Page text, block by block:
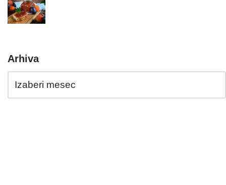
Arhiva